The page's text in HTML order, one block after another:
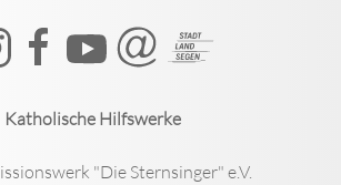
Katholische Hilfswerke
"Die Sternsinger" e.V.